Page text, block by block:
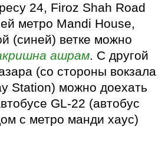
24, Firoz Shah Road
метро Mandi House,
(синей) ветке можно
ашрам. С другой
(со стороны вокзала
Station) можно доехать
GL-22 (автобус
с метро манди хаус)